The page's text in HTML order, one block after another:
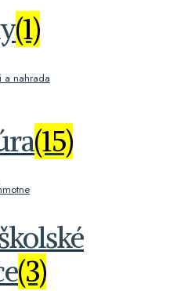
(1)
(15)
(3)